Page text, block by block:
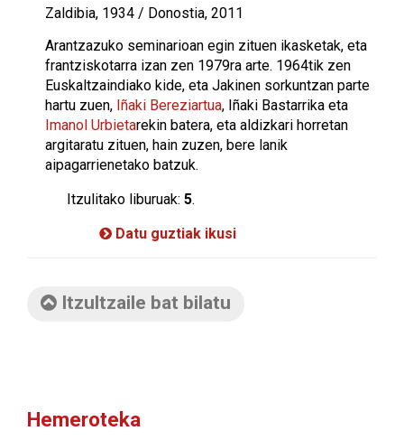
Zaldibia, 1934 / Donostia, 2011
Arantzazuko seminarioan egin zituen ikasketak, eta
frantziskotarra izan zen 1979ra arte. 1964tik zen
Euskaltzaindiako kide, eta Jakinen sorkuntzan parte
hartu zuen, Iñaki Bereziartua, Iñaki Bastarrika eta
Imanol Urbietarekin batera, eta aldizkari horretan
argitaratu zituen, hain zuzen, bere lanik
aipagarrienetako batzuk.
Itzulitako liburuak: 5.
Datu guztiak ikusi
Itzultzaile bat bilatu
Hemeroteka